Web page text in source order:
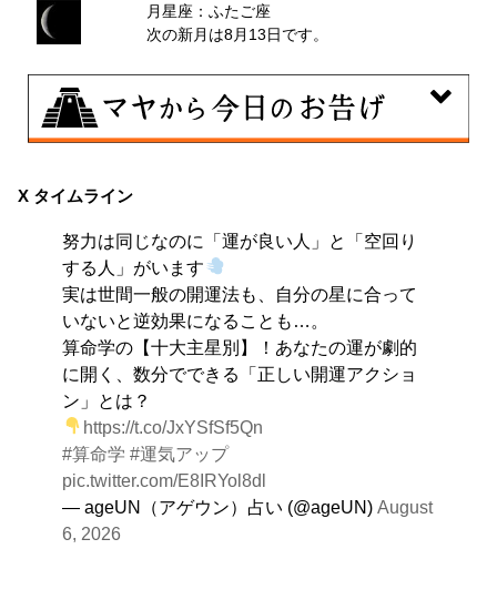
月星座：ふたご座
次の新月は8月13日です。
大きくエネルギーを放出する日。日々の活力をため込ん
X タイムライン
努力は同じなのに「運が良い人」と「空回り
する人」がいます
実は世間一般の開運法も、自分の星に合って
いないと逆効果になることも…。
算命学の【十大主星別】！あなたの運が劇的
に開く、数分でできる「正しい開運アクショ
ン」とは？
https://t.co/JxYSfSf5Qn
#算命学 #運気アップ
pic.twitter.com/E8IRYol8dl
— ageUN（アゲウン）占い (@ageUN)August
6, 2026